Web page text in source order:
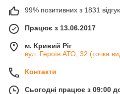
99% позитивних з 1831
Працює з 13.06.2017
м. Кривий Ріг
вул. Героїв АТО, 32 (точка
Контакти
Сьогодні працює з 09:00